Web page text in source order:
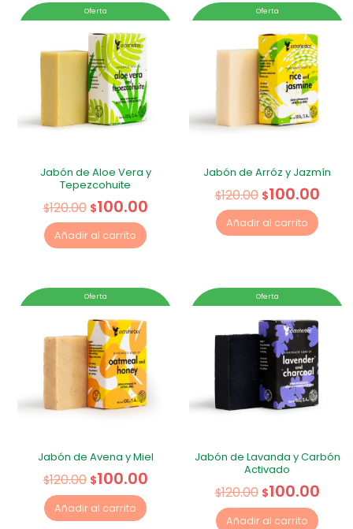
Oferta
Jabón de Aloe Vera y
Tepezcohuite
$120.00 $100.00
Añadir al carrito
Oferta
Jabón de Arróz y Jazmín
$120.00 $100.00
Añadir al carrito
Oferta
Jabón de Avena y Miel
$120.00 $100.00
Añadir al carrito
Oferta
Jabón de Lavanda y Carbón
Activado
$120.00 $100.00
Añadir al carrito